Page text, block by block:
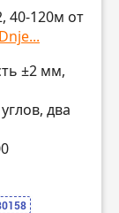
40-120м от
±2 мм,
два